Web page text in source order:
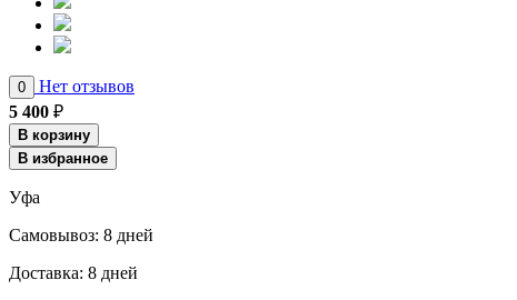
0
Нет отзывов
5 400 ₽
В корзину
В избранное
Уфа
Cамовывоз: 8 дней
Доставка: 8 дней